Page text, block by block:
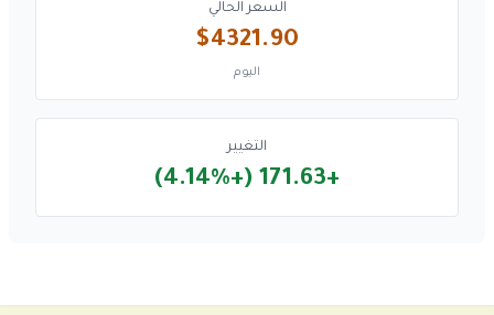
السعر الحالي
$4321.90
اليوم
التغيير
+171.63 (+4.14%)